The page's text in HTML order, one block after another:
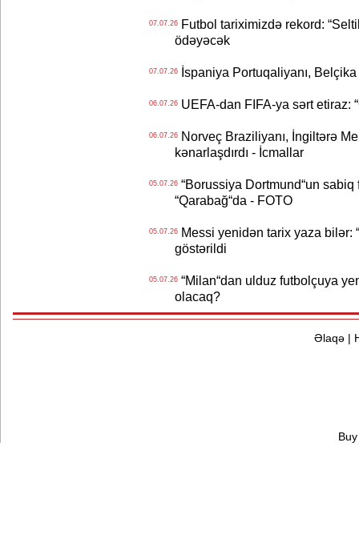
07.07.26Futbol tariximizdə rekord:
ödəyəcək
07.07.26İspaniya Portuqaliyanı, Belçika
06.07.26UEFA-dan FIFA-ya sərt etiraz:
06.07.26Norveç Braziliyanı, İngiltərə
kənarlaşdırdı - İcmallar
05.07.26“Borussiya Dortmund“un sabiq
“Qarabağ“da - FOTO
05.07.26Messi yenidən tarix yaza bilər:
göstərildi
05.07.26“Milan“dan ulduz futbolçuya
olacaq?
Əlaqə|